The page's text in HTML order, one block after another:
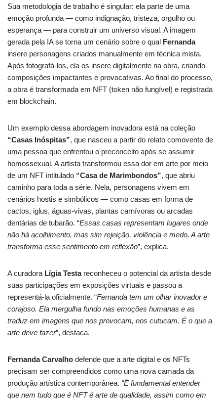
Sua metodologia de trabalho é singular: ela parte de uma
emoção profunda — como indignação, tristeza, orgulho ou
esperança — para construir um universo visual. A imagem
gerada pela IA se torna um cenário sobre o qual Fernanda
insere personagens criados manualmente em técnica mista.
Após fotografá-los, ela os insere digitalmente na obra, criando
composições impactantes e provocativas. Ao final do processo,
a obra é transformada em NFT (token não fungível) e registrada
em blockchain.
Um exemplo dessa abordagem inovadora está na coleção
“Casas Inóspitas”, que nasceu a partir do relato comovente de
uma pessoa que enfrentou o preconceito após se assumir
homossexual. A artista transformou essa dor em arte por meio
de um NFT intitulado “Casa de Marimbondos”, que abriu
caminho para toda a série. Nela, personagens vivem em
cenários hostis e simbólicos — como casas em forma de
cactos, iglus, águas-vivas, plantas carnívoras ou arcadas
dentárias de tubarão. “Essas casas representam lugares onde
não há acolhimento, mas sim rejeição, violência e medo. A arte
transforma esse sentimento em reflexão”, explica.
A curadora Lígia Testareconheceu o potencial da artista desde
suas participações em exposições virtuais e passou a
representá-la oficialmente. “Fernanda tem um olhar inovador e
corajoso. Ela mergulha fundo nas emoções humanas e as
traduz em imagens que nos provocam, nos cutucam. É o que a
arte deve fazer”, destaca.
Fernanda Carvalho defende que a arte digital e os NFTs
precisam ser compreendidos como uma nova camada da
produção artística contemporânea. “É fundamental entender
que nem tudo que é NFT é arte de qualidade, assim como em